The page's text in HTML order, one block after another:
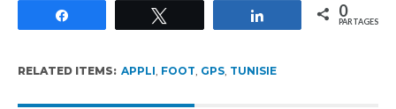
Partagez 0
PARTAGES
RELATED ITEMS: APPLI, FOOT, GPS, TUNISIE